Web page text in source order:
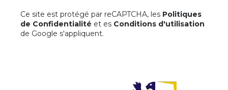
Ce site est protégé par reCAPTCHA, les Politiques
de Confidentialité et es Conditions d'utilisation
de Google s'appliquent.